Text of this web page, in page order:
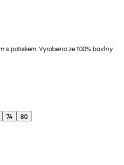
potiskem. Vyrobeno ze 100% bavlny.
74
80